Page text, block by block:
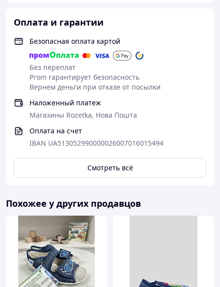
Оплата и гарантии
Безопасная оплата картой
Без переплат
Prom гарантирует безопасность
Вернем деньги при отказе от посылки
Наложенный платеж
Магазины Rozetka, Нова Пошта
Оплата на счет
IBAN UA513052990000026007016015494
Смотреть всё
Похожее у других продавцов